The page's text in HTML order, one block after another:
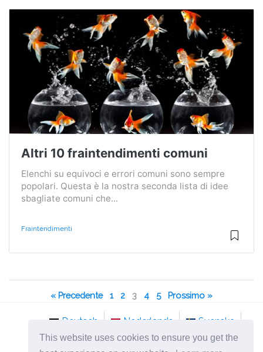
This website uses cookies to ensure you get the
Altri 10 fraintendimenti comuni
Elenchi su equivoci e errori comuni sono sempre
popolari. Questa è la nostra seconda lista di idee
sbagliate comuni che...
Fraintendimenti
« Precedente 1 2 3 4 5 Prossimo »
Deutsch Nederlands
Svenska
Norsk
Italiano Français Dansk